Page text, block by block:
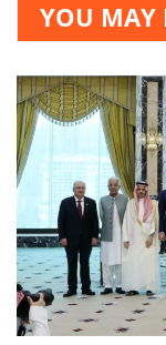
YOU MAY